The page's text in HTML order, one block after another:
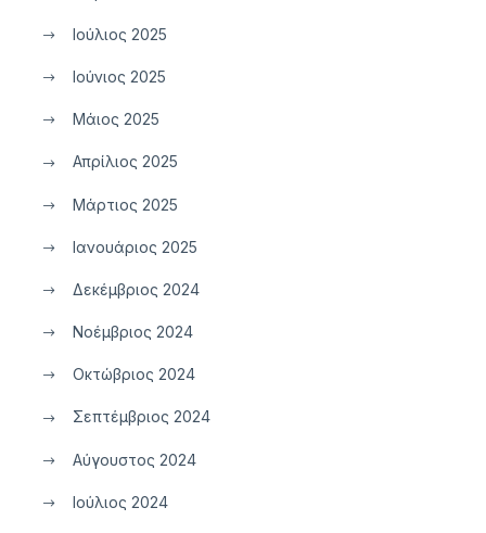
Ιούλιος 2025
Ιούνιος 2025
Μάιος 2025
Απρίλιος 2025
Μάρτιος 2025
Ιανουάριος 2025
Δεκέμβριος 2024
Νοέμβριος 2024
Οκτώβριος 2024
Σεπτέμβριος 2024
Αύγουστος 2024
Ιούλιος 2024